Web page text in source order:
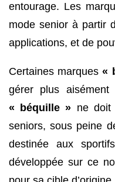
entourage. Les
mode senior à partir
applications, et de
Certaines marques«
gérer plus
« béquille » ne doit
seniors, sous peine
destinée aux
développée sur ce